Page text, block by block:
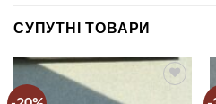
СУПУТНІ ТОВАРИ